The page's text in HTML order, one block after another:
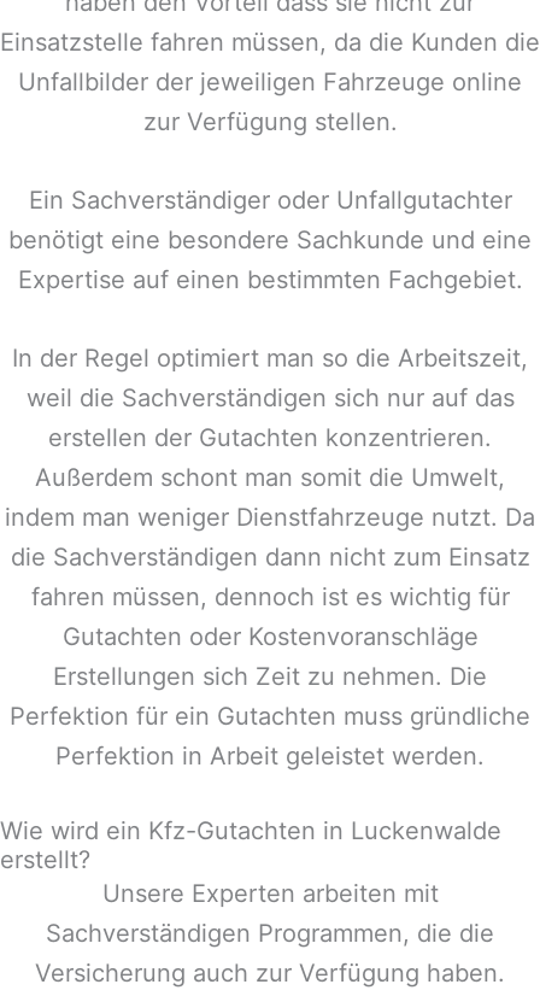
Einsatzstelle fahren müssen, da die Kunden die
Unfallbilder der jeweiligen Fahrzeuge online
zur Verfügung stellen.
Ein Sachverständiger oder Unfallgutachter
benötigt eine besondere Sachkunde und eine
Expertise auf einen bestimmten Fachgebiet.
In der Regel optimiert man so die Arbeitszeit,
weil die Sachverständigen sich nur auf das
erstellen der Gutachten konzentrieren.
Außerdem schont man somit die Umwelt,
indem man weniger Dienstfahrzeuge nutzt. Da
die Sachverständigen dann nicht zum Einsatz
fahren müssen, dennoch ist es wichtig für
Gutachten oder Kostenvoranschläge
Erstellungen sich Zeit zu nehmen. Die
Perfektion für ein Gutachten muss gründliche
Perfektion in Arbeit geleistet werden.
Wie wird ein Kfz-Gutachten in Luckenwalde
erstellt?
Unsere Experten arbeiten mit
Sachverständigen Programmen, die die
Versicherung auch zur Verfügung haben.